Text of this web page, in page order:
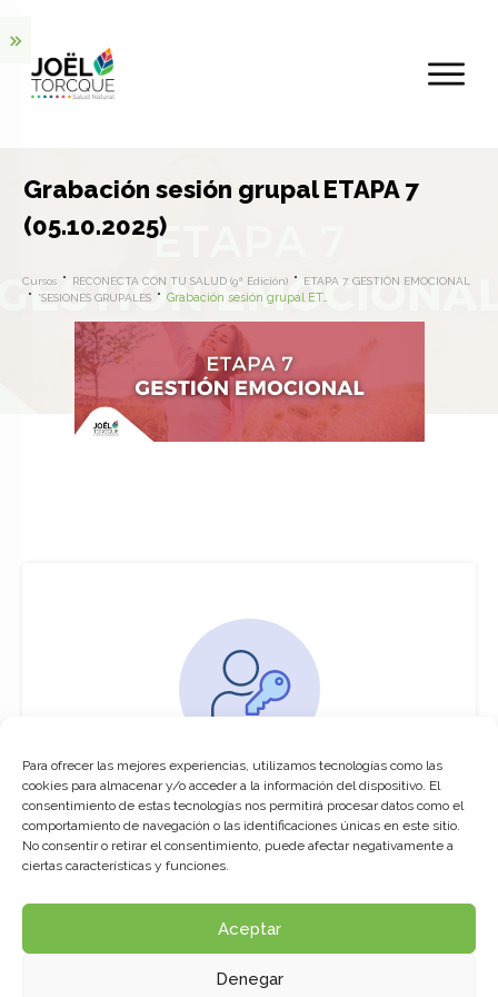
Para ofrecer las mejores experiencias, utilizamos tecnologías como las
cookies para almacenar y/o acceder a la información del dispositivo. El
consentimiento de estas tecnologías nos permitirá procesar datos como el
comportamiento de navegación o las identificaciones únicas en este sitio.
No consentir o retirar el consentimiento, puede afectar negativamente a
ciertas características y funciones.
Aceptar
Denegar
Grabación sesión grupal ETAPA 7
(05.10.2025)
Cursos RECONECTA CON TU SALUD (9ª Edición)
ETAPA 7. GESTIÓN EMOCIONAL
*SESIONES GRUPALES
Grabación sesión grupal ETAPA 7 (05.10.2025)
You must be logged in to access this
course
This course is only available for registered
Click here to login